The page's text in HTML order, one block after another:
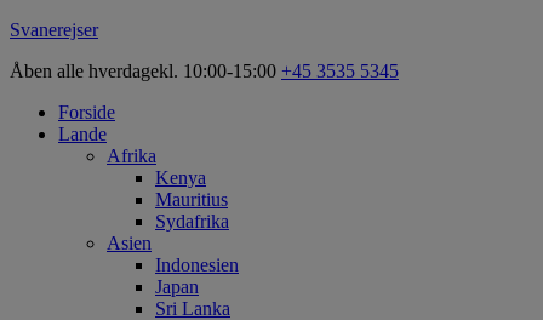
Svanerejser
Åben alle hverdagekl. 10:00-15:00 +45 3535 5345
Forside
Lande
Afrika
Kenya
Mauritius
Sydafrika
Asien
Indonesien
Japan
Sri Lanka